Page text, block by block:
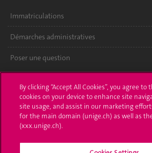
Immatriculations
Démarches administratives
Poser une question
UNIGE Mobile
Médias
Offres d'emploi
By clicking “Accept All Cookies”, you agree
cookies on your device to enhance site
site usage, and assist in our marketing
for the main domain (unige.ch) as well as
(xxx.unige.ch).